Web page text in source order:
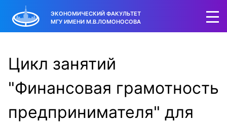
ЭКОНОМИЧЕСКИЙ ФАКУЛЬТЕТ
МГУ ИМЕНИ М.В.ЛОМОНОСОВА
Цикл занятий
"Финансовая грамотность
предпринимателя" для